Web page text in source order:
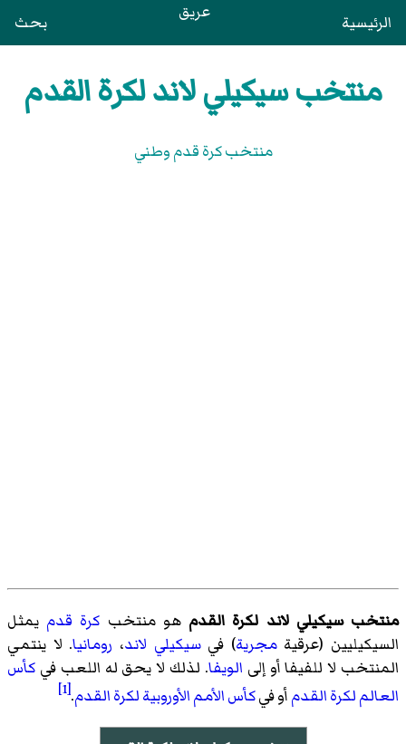
الرئيسية عريق بحث
منتخب سيكيلي لاند لكرة القدم
منتخب كرة قدم وطني
منتخب سيكيلي لاند لكرة القدم هو منتخب كرة قدم يمثل
السيكيليين (عرقيةمجرية) فيسيكيلي لاند، رومانيا. لا ينتمي
المنتخب لا للفيفا أو إلى الويفا. لذلك لا يحق له اللعب في كأس
العالم لكرة القدمأو فيكأس الأمم الأوروبية لكرة القدم.
[1]